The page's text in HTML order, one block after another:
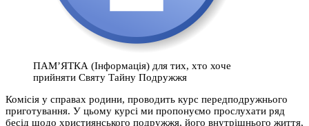
ПАМ’ЯТКА (Інформація) для тих, хто хоче
прийняти Святу Тайну Подружжя
Комісія у справах родини, проводить курс передподружнього
приготування. У цьому курсі ми пропонуємо прослухати ряд
бесід щодо християнського подружжя, його внутрішнього життя,